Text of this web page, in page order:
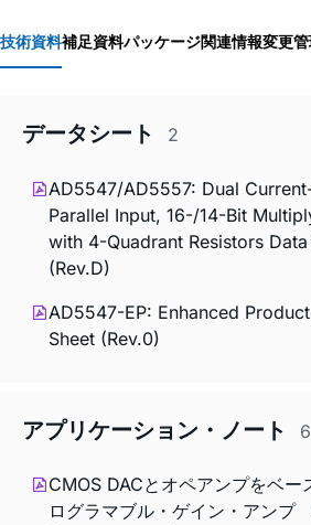
技術資料補足資料パッケージ関連情報変更
データシート 2
AD5547/AD5557: Dual
Parallel Input, 16-/14-Bit
with 4-Quadrant Resistors Data
(Rev.D)
AD5547-EP: Enhanced
Sheet (Rev.0)
アプリケーション・ノート 6
CMOS DACとオペアンプをベー
ログラマブル・ゲイン・アン